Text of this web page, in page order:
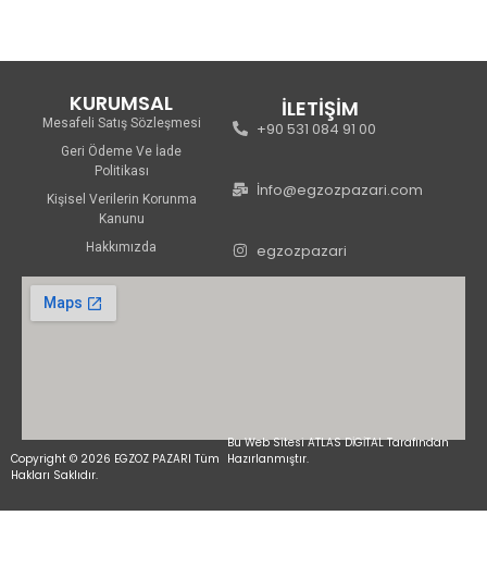
KURUMSAL
Mesafeli Satış Sözleşmesi
Geri Ödeme Ve İade
Politikası
Kişisel Verilerin Korunma
Kanunu
Hakkımızda
İLETİŞİM
+90 531 084 91 00
İnfo@egzozpazari.com
egzozpazari
Copyright © 2026 EGZOZ PAZARI Tüm
Hakları Saklıdır.
Bu Web Sitesi ATLAS DİGİTAL Tarafından
Hazırlanmıştır.